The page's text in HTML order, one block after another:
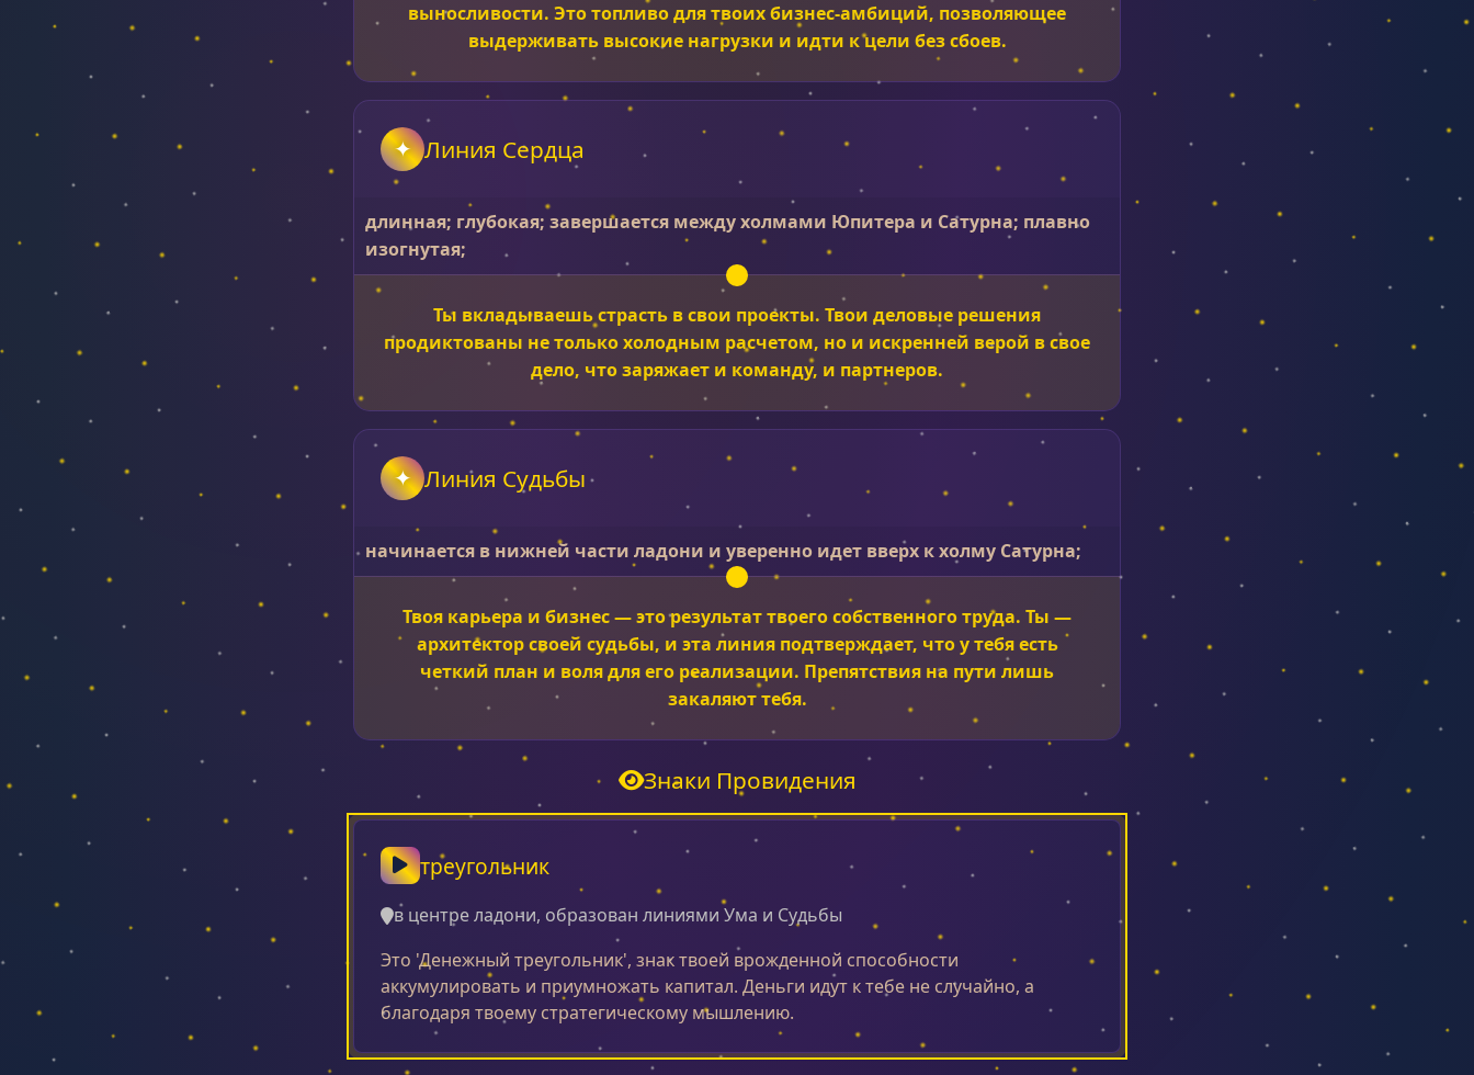
выносливости. Это топливо для твоих бизнес-амбиций, позволяющее
выдерживать высокие нагрузки и идти к цели без сбоев.
Линия Сердца
длинная; глубокая; завершается между холмами Юпитера и Сатурна; плавно
изогнутая;
Ты вкладываешь страсть в свои проекты. Твои деловые решения
продиктованы не только холодным расчетом, но и искренней верой в свое
дело, что заряжает и команду, и партнеров.
Линия Судьбы
начинается в нижней части ладони и уверенно идет вверх к холму Сатурна;
Твоя карьера и бизнес — это результат твоего собственного труда. Ты —
архитектор своей судьбы, и эта линия подтверждает, что у тебя есть
четкий план и воля для его реализации. Препятствия на пути лишь
закаляют тебя.
Знаки Провидения
треугольник
в центре ладони, образован линиями Ума и Судьбы
Это 'Денежный треугольник', знак твоей врожденной способности
аккумулировать и приумножать капитал. Деньги идут к тебе не случайно, а
благодаря твоему стратегическому мышлению.